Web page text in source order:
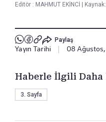
Editör : MAHMUT EKİNCİ |
Paylaş
Yayın Tarihi 08
Haberle İlgili Daha
3. Sayfa